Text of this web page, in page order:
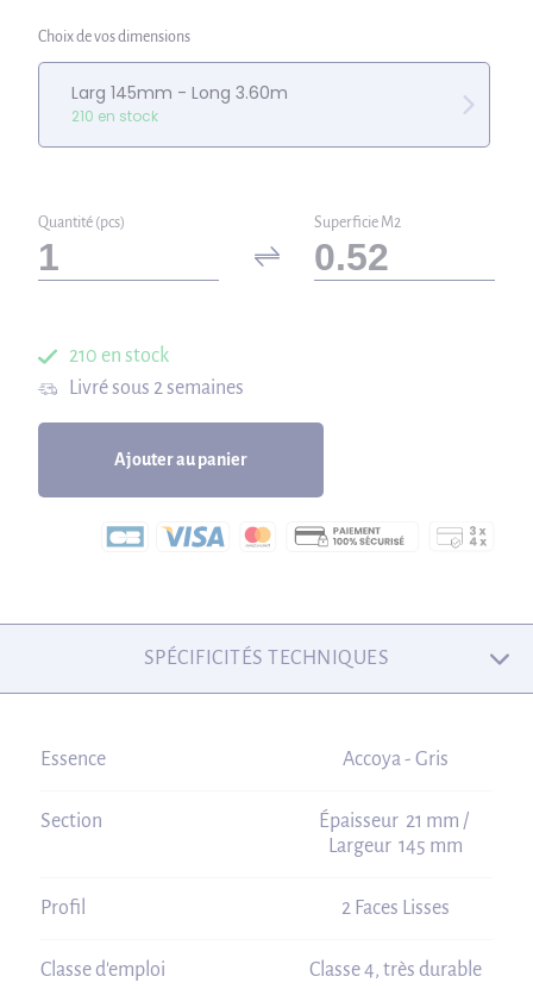
Choix de vos dimensions
Larg 145mm - Long 3.60m
210 en stock
Quantité (pcs) Superficie M2
210 en stock
Livré sous 2 semaines
Ajouter au panier
SPÉCIFICITÉS TECHNIQUES
Essence Accoya - Gris
Section
Épaisseur 21 mm /
Largeur 145 mm
Profil 2 Faces Lisses
Classe d'emploi Classe 4, très durable